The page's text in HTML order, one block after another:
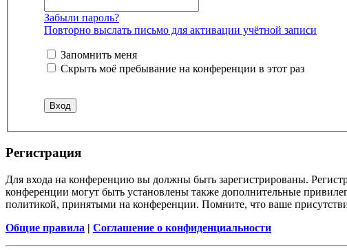
Забыли пароль?
Повторно выслать письмо для активации учётной записи
Запомнить меня
Скрыть моё пребывание на конференции в этот раз
Регистрация
Для входа на конференцию вы должны быть зарегистрированы.
конференции могут быть установлены также дополнительные
политикой, принятыми на конференции. Помните, что ваше
Общие правила | Соглашение о конфиденциальности